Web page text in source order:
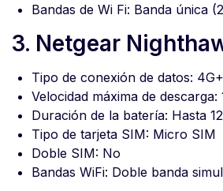
Bandas de Wi Fi: Banda única
3. Netgear
Tipo de conexión de datos: 4G+
Velocidad máxima de descarga:
Duración de la batería: Hasta
Tipo de tarjeta SIM: Micro SIM
Doble SIM: No
Bandas WiFi: Doble banda